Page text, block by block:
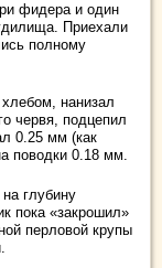
фидера и один
Приехали
полному
нанизал
червя, подцепил
0.25 мм (как
поводки 0.18 мм.
глубину
пока «закрошил»
перловой крупы